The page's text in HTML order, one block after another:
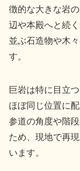
徴的な大きな岩
辺や本殿へと続
並ぶ石造物や木
す。
巨岩は特に目立
ほぼ同じ位置に
参道の角度や階
ため、現地で再
います。